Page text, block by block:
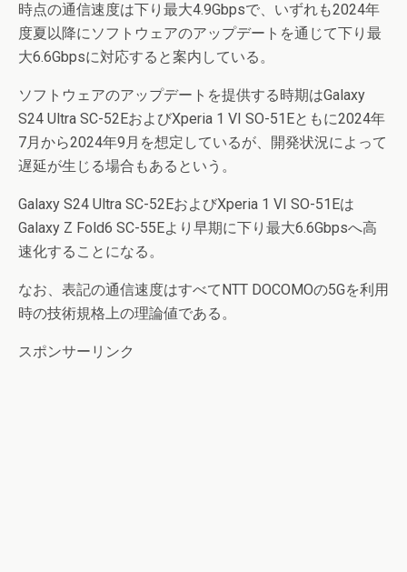
時点の通信速度は下り最大4.9Gbpsで、いずれも2024年
度夏以降にソフトウェアのアップデートを通じて下り最
大6.6Gbpsに対応すると案内している。
ソフトウェアのアップデートを提供する時期はGalaxy
S24 Ultra SC-52EおよびXperia 1 VI SO-51Eともに2024年
7月から2024年9月を想定しているが、開発状況によって
遅延が生じる場合もあるという。
Galaxy S24 Ultra SC-52EおよびXperia 1 VI SO-51Eは
Galaxy Z Fold6 SC-55Eより早期に下り最大6.6Gbpsへ高
速化することになる。
なお、表記の通信速度はすべてNTT DOCOMOの5Gを利用
時の技術規格上の理論値である。
スポンサーリンク